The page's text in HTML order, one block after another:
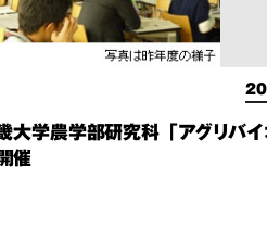
大学農学部研究科 「アグリバイ
催